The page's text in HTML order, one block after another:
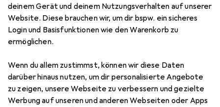
deinem Gerät und deinem Nutzungsverhalten auf unserer
Website. Diese brauchen wir, um dir bspw. ein sicheres
Login und Basisfunktionen wie den Warenkorb zu
ermöglichen.
Wenn du allem zustimmst, können wir diese Daten
darüber hinaus nutzen, um dir personalisierte Angebote
zu zeigen, unsere Webseite zu verbessern und gezielte
Werbung auf unseren und anderen Webseiten oder Apps
14 Bilder
MENGENRABATT
Wella Koleston Perfect Me+
0/00 Clear
Preis in EUR inkl. MwSt.
EUR
9,90